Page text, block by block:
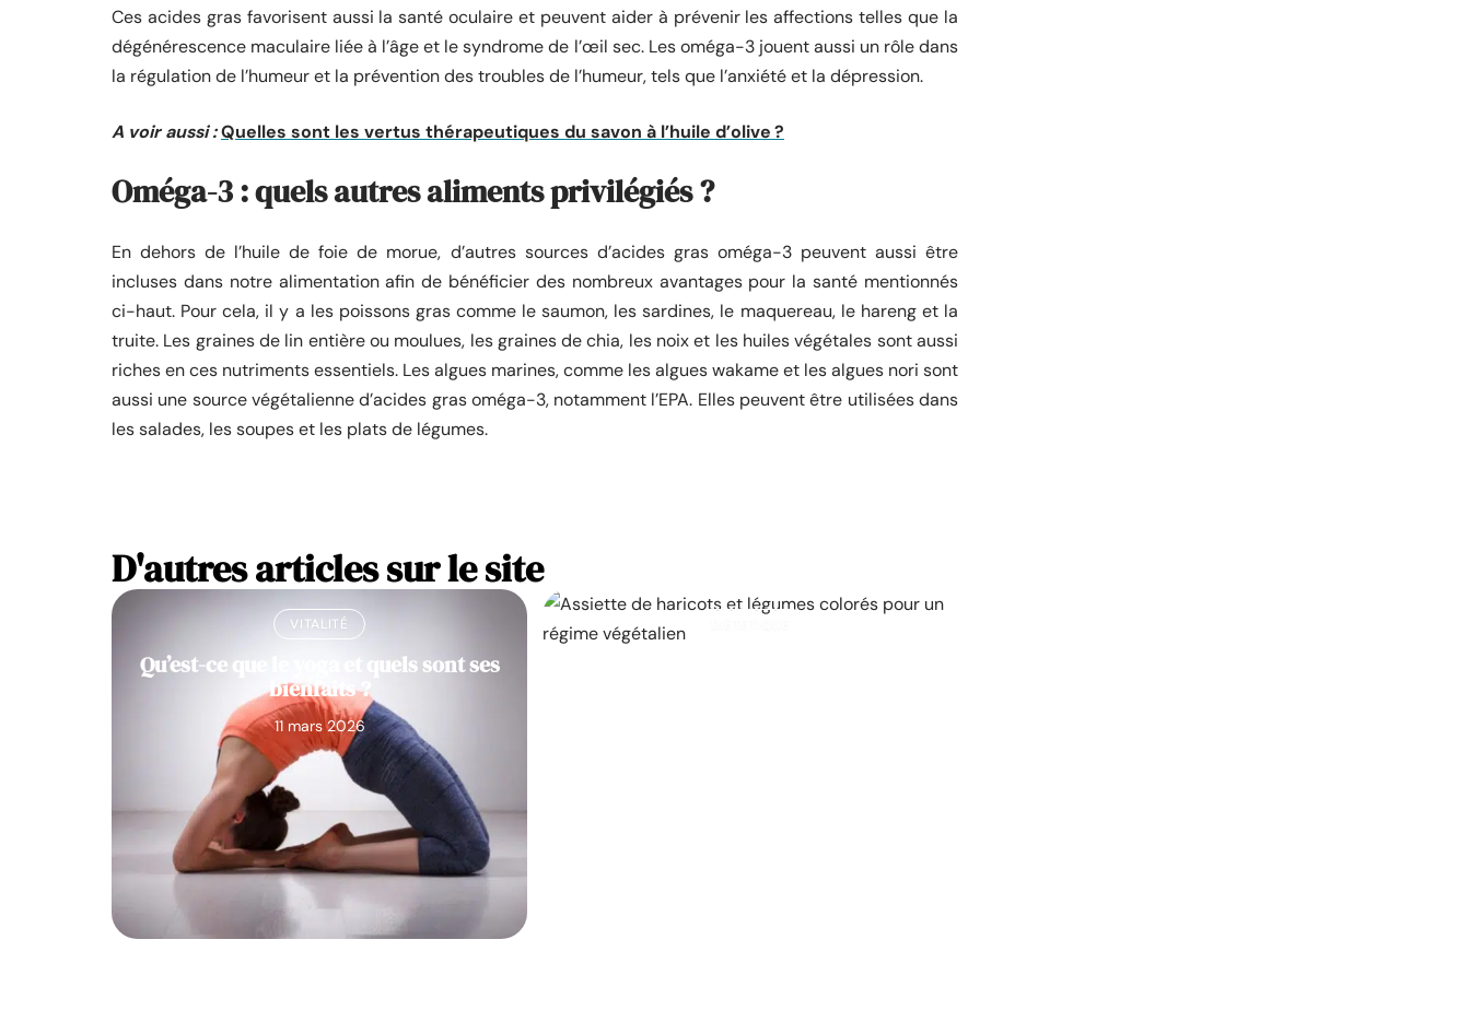
Ces acides gras favorisent aussi la santé oculaire et peuvent aider à prévenir les affections telles que la
dégénérescence maculaire liée à l’âge et le syndrome de l’œil sec. Les oméga-3 jouent aussi un rôle dans
la régulation de l’humeur et la prévention des troubles de l’humeur, tels que l’anxiété et la dépression.
A voir aussi :Quelles sont les vertus thérapeutiques du savon à l’huile d’olive ?
Oméga-3 : quels autres aliments privilégiés ?
En dehors de l’huile de foie de morue, d’autres sources d’acides gras oméga-3 peuvent aussi être
incluses dans notre alimentation afin de bénéficier des nombreux avantages pour la santé mentionnés
ci-haut. Pour cela, il y a les poissons gras comme le saumon, les sardines, le maquereau, le hareng et la
truite. Les graines de lin entière ou moulues, les graines de chia, les noix et les huiles végétales sont aussi
riches en ces nutriments essentiels. Les algues marines, comme les algues wakame et les algues nori sont
aussi une source végétalienne d’acides gras oméga-3, notamment l’EPA. Elles peuvent être utilisées dans
les salades, les soupes et les plats de légumes.
D'autres articles sur le site
VITALITÉ
Qu’est-ce que le yoga et quels sont ses
bienfaits ?
11 mars 2026